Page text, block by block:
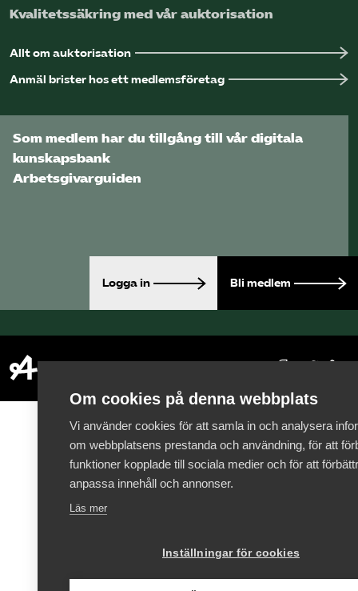
Kvalitetssäkring med vår auktorisation
Allt om auktorisation
Anmäl brister hos ett medlemsföretag
Som medlem har du tillgång till vår digitala
kunskapsbank
Arbetsgivarguiden
Logga in Bli medlem
Om cookies på denna webbplats
Vi använder cookies för att samla in och analysera
om webbplatsens prestanda och användning, för att
funktioner kopplade till sociala medier och för att
anpassa innehåll och annonser.
Läs mer
Inställningar för cookies